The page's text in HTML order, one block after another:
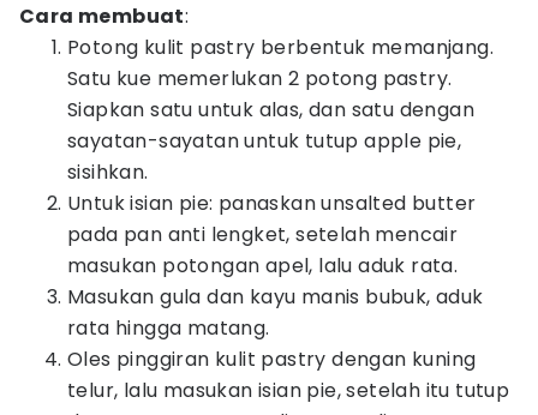
Cara membuat:
Potong kulit pastry berbentuk memanjang.
Satu kue memerlukan 2 potong pastry.
Siapkan satu untuk alas, dan satu dengan
sayatan-sayatan untuk tutup apple pie,
sisihkan.
Untuk isian pie: panaskan unsalted butter
pada pan anti lengket, setelah mencair
masukan potongan apel, lalu aduk rata.
Masukan gula dan kayu manis bubuk, aduk
rata hingga matang.
Oles pinggiran kulit pastry dengan kuning
telur, lalu masukan isian pie, setelah itu tutup